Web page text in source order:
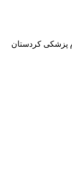
کردستان